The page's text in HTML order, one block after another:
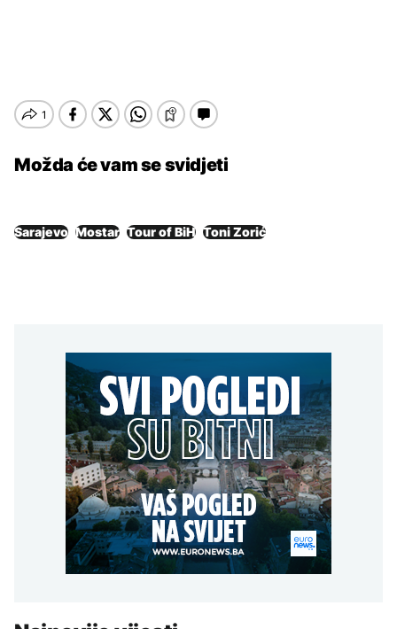
Možda će vam se svidjeti
Sarajevo Mostar Tour of BiH Toni Zorić